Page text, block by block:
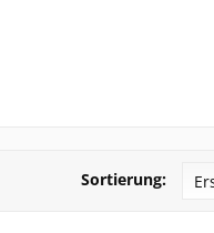
Sortierung: